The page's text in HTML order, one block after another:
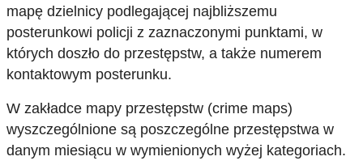
mapę dzielnicy podlegającej najbliższemu
posterunkowi policji z zaznaczonymi punktami, w
których doszło do przestępstw, a także numerem
kontaktowym posterunku.
W zakładce mapy przestępstw (crime maps)
wyszczególnione są poszczególne przestępstwa w
danym miesiącu w wymienionych wyżej kategoriach.